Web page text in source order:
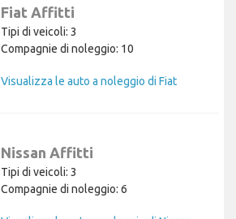
Fiat Affitti
Tipi di veicoli: 3
Compagnie di noleggio: 10
Visualizza le auto a noleggio di Fiat
Nissan Affitti
Tipi di veicoli: 3
Compagnie di noleggio: 6